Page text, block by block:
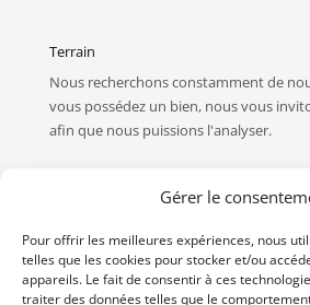
Gérer le
Pour offrir les meilleures expériences, nous
telles que les cookies pour stocker et/ou
appareils. Le fait de consentir à ces
traiter des données telles que le
Terrain
Nous recherchons constamment de
vous possédez un bien, nous vous
afin que nous puissions l'analyser.
un projet personnalisé que vous
Vous avez un projet de rénovation ?
devis sont gratuits !